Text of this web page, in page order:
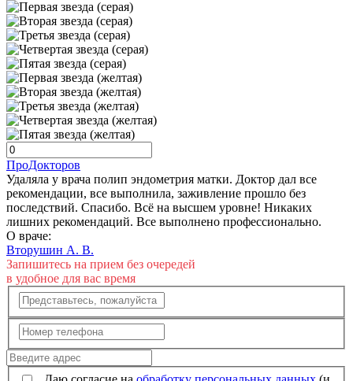
ПроДокторов
Удаляла у врача полип эндометрия матки. Доктор дал все
рекомендации, все выполнила, заживление прошло без
последствий. Спасибо. Всё на высшем уровне! Никаких
лишних рекомендаций. Все выполнено профессионально.
О враче:
Вторушин А. В.
Запишитесь на прием без очередей
в удобное для вас время